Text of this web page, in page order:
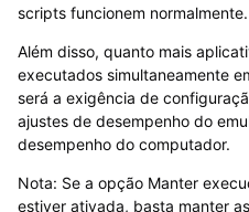
scripts funcionem normalmente.
Além disso, quanto mais
executados simultaneamente
será a exigência de
ajustes de desempenho do
desempenho do computador.
Nota: Se a opção Manter
estiver ativada, basta manter